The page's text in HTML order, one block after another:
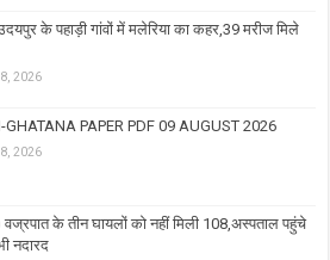
के पहाड़ी गांवों में मलेरिया का कहर,39 मरीज मिले
2026
GHATANA PAPER PDF 09 AUGUST 2026
2026
के तीन घायलों को नहीं मिली 108,अस्पताल पहुंचे
नदारद